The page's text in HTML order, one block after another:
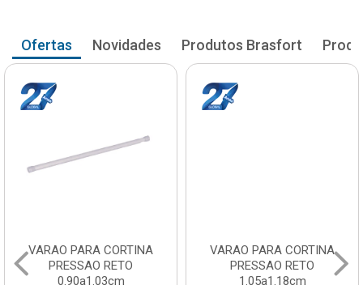
Ofertas Novidades Produtos Brasfort
VARAO PARA CORTINA
PRESSAO RETO
0.90a1.03cm
VARAO PARA CORTINA
PRESSAO RETO
1.05a1.18cm